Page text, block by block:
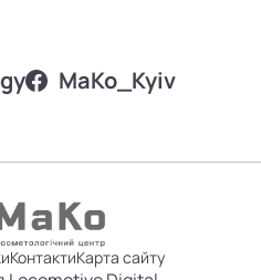
MаKo_Kyiv
КонтактиКарта сайту